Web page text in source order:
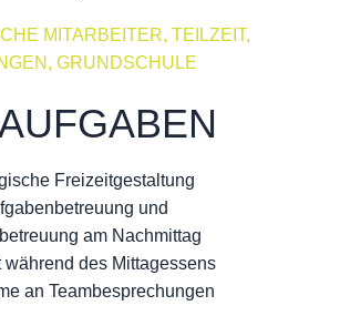
MITARBEITER, TEILZEIT,
GRUNDSCHULE
Freizeitgestaltung
und
am Nachmittag
während des Mittagessens
an Teambesprechungen